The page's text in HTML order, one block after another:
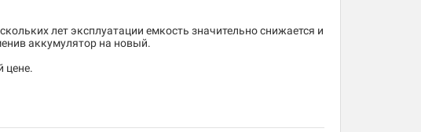
лет эксплуатации емкость значительно снижается и
аккумулятор на новый.
цене.